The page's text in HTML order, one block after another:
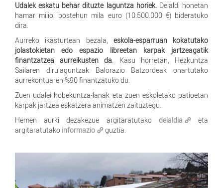
Udalek eskatu behar dituzte laguntza horiek. Deialdi honetan
hamar milioi bostehun mila euro (10.500.000 €) bideratuko
dira.
Aurreko ikasturtean bezala, eskola-esparruan kokatutako
jolastokietan edo espazio libreetan karpak jartzeagatik
finantzatzea aurreikusten da. Kasu horretan, Hezkuntza
Sailaren dirulaguntzak Balorazio Batzordeak onartutako
aurrekontuaren %90 finantzatuko du.
Zuen udalei hobekuntza-lanak eta zuen eskoletako patioetan
karpak jartzea eskatzera animatzen zaituztegu.
Hemen aurki dezakezue argitaratutako deialdia
eta
argitaratutako informazio guztia.